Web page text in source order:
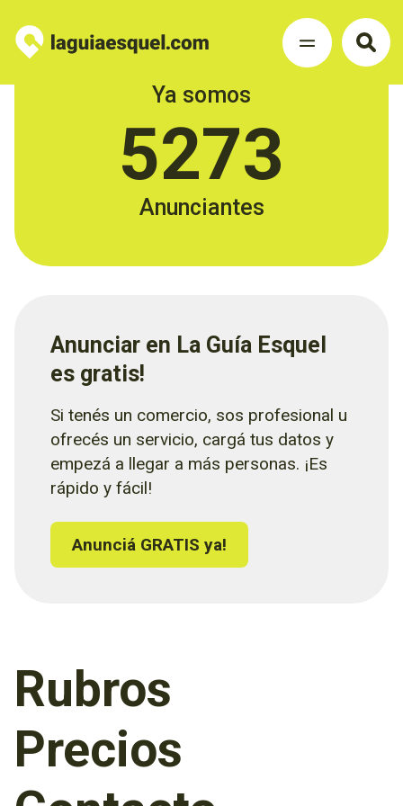
Ya somos
5273
Anunciantes
Anunciar en La Guía Esquel
es gratis!
Si tenés un comercio, sos profesional u
ofrecés un servicio, cargá tus datos y
empezá a llegar a más personas. ¡Es
rápido y fácil!
Anunciá GRATIS ya!
Rubros
Precios